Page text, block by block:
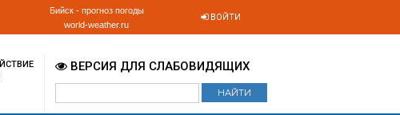
Бийск - прогноз погоды
world-weather.ru
ВОЙТИ
ВЕРСИЯ ДЛЯ СЛАБОВИДЯЩИХ